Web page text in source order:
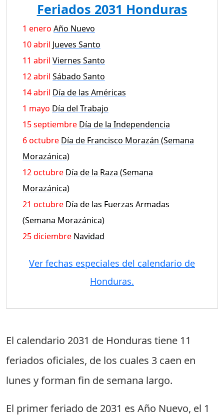
Feriados 2031 Honduras
1 enero Año Nuevo
10 abril Jueves Santo
11 abril Viernes Santo
12 abril Sábado Santo
14 abril Día de las Américas
1 mayo Día del Trabajo
15 septiembre Día de la Independencia
6 octubre Día de Francisco Morazán (Semana
Morazánica)
12 octubre Día de la Raza (Semana
Morazánica)
21 octubre Día de las Fuerzas Armadas
(Semana Morazánica)
25 diciembre Navidad
Ver fechas especiales del calendario de
Honduras.
El calendario 2031 de Honduras tiene 11
feriados oficiales, de los cuales 3 caen en
lunes y forman fin de semana largo.
El primer feriado de 2031 es Año Nuevo, el 1